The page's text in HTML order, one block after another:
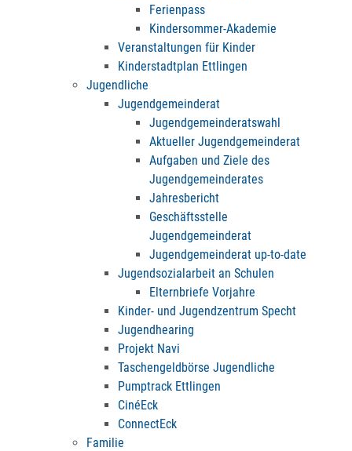
Ferienpass
Kindersommer-Akademie
Veranstaltungen für Kinder
Kinderstadtplan Ettlingen
Jugendliche
Jugendgemeinderat
Jugendgemeinderatswahl
Aktueller Jugendgemeinderat
Aufgaben und Ziele des
Jugendgemeinderates
Jahresbericht
Geschäftsstelle
Jugendgemeinderat
Jugendgemeinderat up-to-date
Jugendsozialarbeit an Schulen
Elternbriefe Vorjahre
Kinder- und Jugendzentrum Specht
Jugendhearing
Projekt Navi
Taschengeldbörse Jugendliche
Pumptrack Ettlingen
CinéEck
ConnectEck
Familie